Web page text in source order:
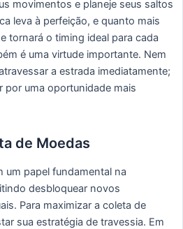
movimentos e planeje seus saltos
leva à perfeição, e quanto mais
tornará o timing ideal para cada
é uma virtude importante. Nem
a estrada imediatamente;
por uma oportunidade mais
de Moedas
um papel fundamental na
desbloquear novos
Para maximizar a coleta de
sua estratégia de travessia. Em